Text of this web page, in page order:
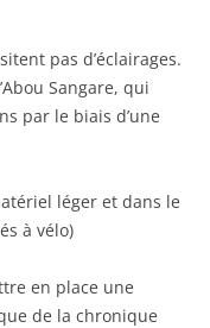
pas d’éclairages.
Sangare, qui
par le biais d’une
léger et dans le
à vélo)
en place une
de la chronique